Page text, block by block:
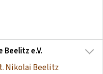
e.V.
Nikolai Beelitz